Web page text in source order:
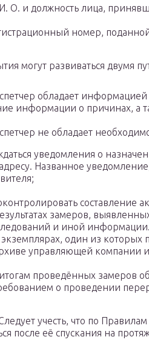
О. и должность лица,
номер,
могут развиваться двумя
обладает
информации о причинах, а
не обладает
уведомления о
Названное
составление
замеров,
и иной
один из которых
управляющей компании
проведённых замеров
о проведении
учесть, что по
после её спускания на